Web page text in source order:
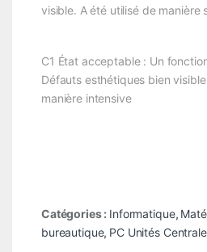
visible. A été utilisé de manière
C1 État acceptable : Un
Défauts esthétiques bien
manière intensive
Catégories : Informatique,
bureautique, PC Unités